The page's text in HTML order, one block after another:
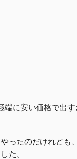
に安い価格で出
ったのだけれども
た。